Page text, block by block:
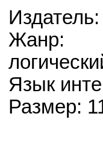
Жанр:
Язык
Размер: